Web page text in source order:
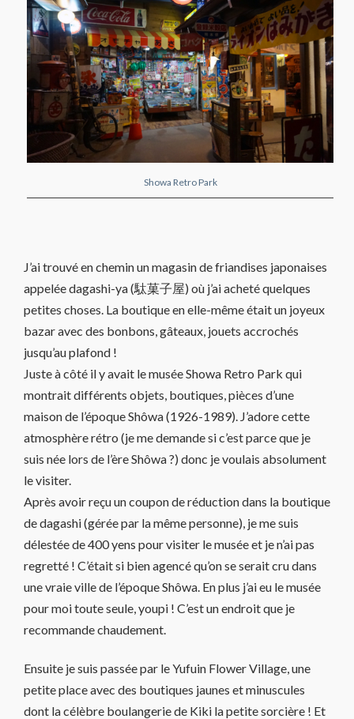
Showa Retro Park
J’ai trouvé en chemin un magasin de friandises japonaises
appelée dagashi-ya (駄菓子屋) où j’ai acheté quelques
petites choses. La boutique en elle-même était un joyeux
bazar avec des bonbons, gâteaux, jouets accrochés
jusqu’au plafond !
Juste à côté il y avait le musée Showa Retro Park qui
montrait différents objets, boutiques, pièces d’une
maison de l’époque Shôwa (1926-1989). J’adore cette
atmosphère rétro (je me demande si c’est parce que je
suis née lors de l’ère Shôwa ?) donc je voulais absolument
le visiter.
Après avoir reçu un coupon de réduction dans la boutique
de dagashi (gérée par la même personne), je me suis
délestée de 400 yens pour visiter le musée et je n’ai pas
regretté ! C’était si bien agencé qu’on se serait cru dans
une vraie ville de l’époque Shôwa. En plus j’ai eu le musée
pour moi toute seule, youpi ! C’est un endroit que je
recommande chaudement.
Ensuite je suis passée par le Yufuin Flower Village, une
petite place avec des boutiques jaunes et minuscules
dont la célèbre boulangerie de Kiki la petite sorcière ! Et